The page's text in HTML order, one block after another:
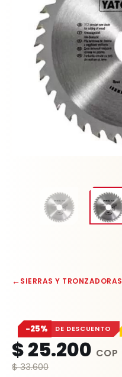
←SIERRAS Y TRONZADORAS
−25% DE DESCUENTO
$33.600
$25.200